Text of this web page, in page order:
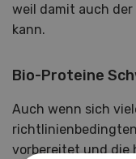
weil damit auch
kann.
Bio-Proteine
Auch wenn sich
vorbereitet und die